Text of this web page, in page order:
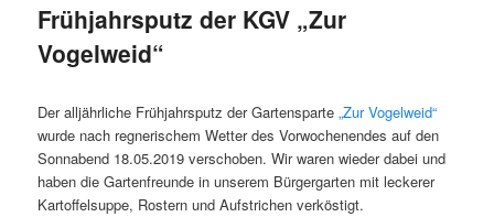
Frühjahrsputz der KGV „Zur
Vogelweid“
Der alljährliche Frühjahrsputz der Gartensparte„Zur Vogelweid“
wurde nach regnerischem Wetter des Vorwochenendes auf den
Sonnabend 18.05.2019 verschoben. Wir waren wieder dabei und
haben die Gartenfreunde in unserem Bürgergarten mit leckerer
Kartoffelsuppe, Rostern und Aufstrichen verköstigt.